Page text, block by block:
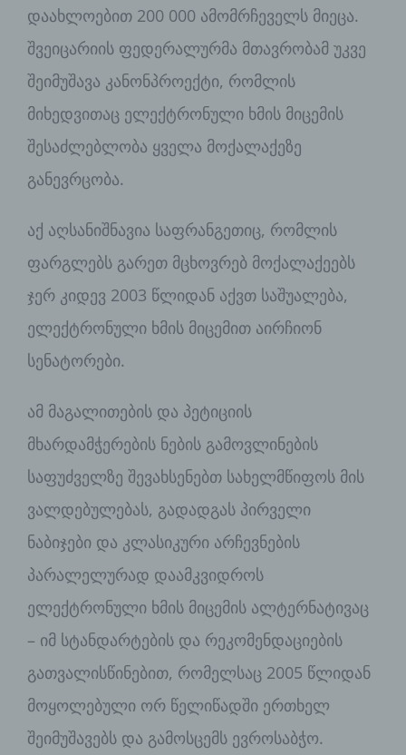
დაახლოებით 200 000 ამომრჩეველს მიეცა.
შვეიცარიის ფედერალურმა მთავრობამ უკვე
შეიმუშავა კანონპროექტი, რომლის
მიხედვითაც ელექტრონული ხმის მიცემის
შესაძლებლობა ყველა მოქალაქეზე
განევრცობა.
აქ აღსანიშნავია საფრანგეთიც, რომლის
ფარგლებს გარეთ მცხოვრებ მოქალაქეებს
ჯერ კიდევ 2003 წლიდან აქვთ საშუალება,
ელექტრონული ხმის მიცემით აირჩიონ
სენატორები.
ამ მაგალითების და პეტიციის
მხარდამჭერების ნების გამოვლინების
საფუძველზე შევახსენებთ სახელმწიფოს მის
ვალდებულებას, გადადგას პირველი
ნაბიჯები და კლასიკური არჩევნების
პარალელურად დაამკვიდროს
ელექტრონული ხმის მიცემის ალტერნატივაც
– იმ სტანდარტების და რეკომენდაციების
გათვალისწინებით, რომელსაც 2005 წლიდან
მოყოლებული ორ წელიწადში ერთხელ
შეიმუშავებს და გამოსცემს ევროსაბჭო.
Interessen, Zuverlässigkeit, Verhalten,
Aufenthaltsort oder Ortswechsel dieser
natürlichen Person zu analysieren oder
vorherzusagen.
f) Pseudonymisierung
Pseudonymisierung ist die Verarbeitung
Weise, auf welche die
Hinzuziehung zusätzlicher
Informationen nicht mehr einer
spezifischen betroffenen Person
zugeordnet werden können, sofern
gesondert aufbewahrt werden und
Maßnahmen unterliegen, die
gewährleisten, dass die
personenbezogenen Daten nicht einer
identifizierten oder identifizierbaren
natürlichen Person zugewiesen werden.
g) Verantwortlicher oder für die
Verarbeitung Verantwortlicher
Verantwortlicher oder für die
Verarbeitung Verantwortlicher ist die
natürliche oder juristische Person,
Behörde, Einrichtung oder andere
Stelle, die allein oder gemeinsam mit
anderen über die Zwecke und Mittel der
Daten entscheidet. Sind die Zwecke